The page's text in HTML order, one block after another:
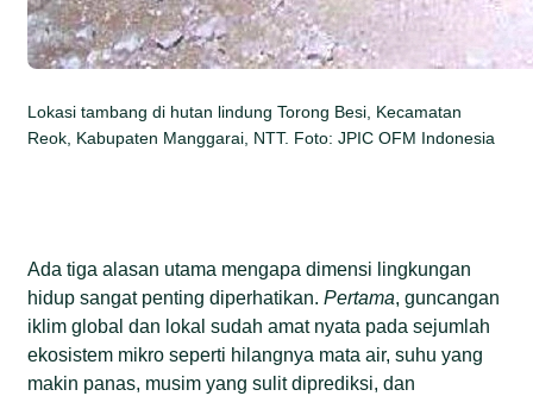
Lokasi tambang di hutan lindung Torong Besi, Kecamatan
Reok, Kabupaten Manggarai, NTT. Foto: JPIC OFM Indonesia
Ada tiga alasan utama mengapa dimensi lingkungan
hidup sangat penting diperhatikan.Pertama, guncangan
iklim global dan lokal sudah amat nyata pada sejumlah
ekosistem mikro seperti hilangnya mata air, suhu yang
makin panas, musim yang sulit diprediksi, dan